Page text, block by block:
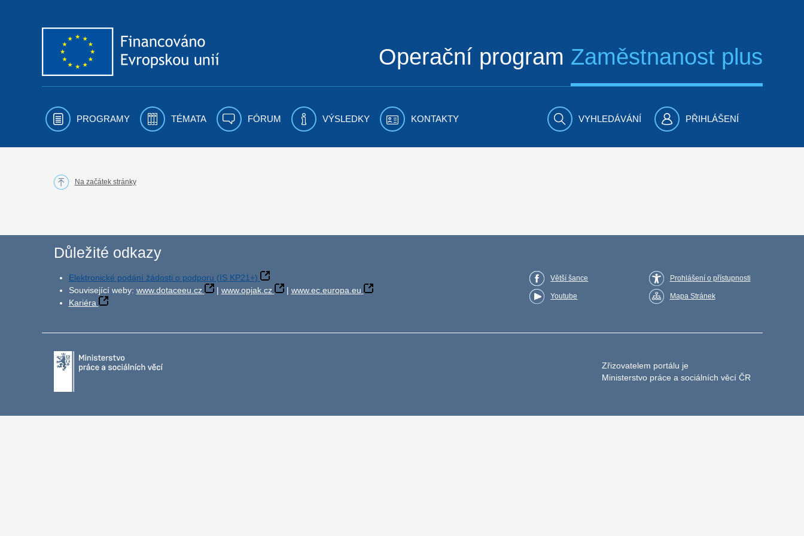
Operační program Zaměstnanost plus
PROGRAMY TÉMATA FÓRUM VÝSLEDKY KONTAKTY VYHLEDÁVÁNÍ PŘIHLÁŠENÍ
Na začátek stránky
Důležité odkazy
Elektronické podání žádosti o podporu (IS KP21+)
Související weby: www.dotaceeu.cz | www.opjak.cz | www.ec.europa.eu
Kariéra
Větší šance
Youtube
Prohlášení o přístupnosti
Mapa Stránek
Zřizovatelem portálu je
Ministerstvo práce a sociálních věcí ČR